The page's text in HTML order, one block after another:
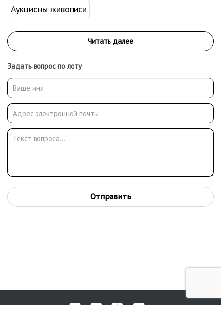
Аукционы живописи
Задать вопрос по лоту
Отправить